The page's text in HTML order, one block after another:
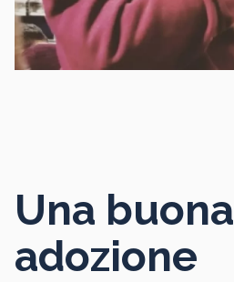
Una buona
adozione